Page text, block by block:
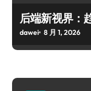
后端新视界：
dawei 8 月 1, 2026